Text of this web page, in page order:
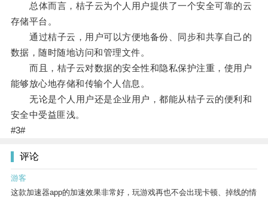
总体而言，桔子云为个人用户提供了一个安全可靠的云
存储平台。
通过桔子云，用户可以方便地备份、同步和共享自己的
数据，随时随地访问和管理文件。
而且，桔子云对数据的安全性和隐私保护注重，使用户
能够放心地存储和传输个人信息。
无论是个人用户还是企业用户，都能从桔子云的便利和
安全中受益匪浅。
#3#
评论
游客
这款加速器app的加速效果非常好，玩游戏再也不会出现卡顿、掉线的情